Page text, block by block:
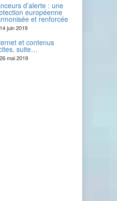
d’alerte : une
européenne
et renforcée
14 juin 2019
et contenus
suite…
26 mai 2019